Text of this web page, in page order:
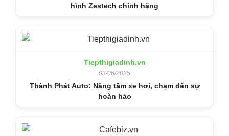
hình Zestech chính hãng
Tiepthigiadinh.vn
03/06/2025
Thành Phát Auto: Nâng tầm xe hơi, chạm đến sự
hoàn hảo